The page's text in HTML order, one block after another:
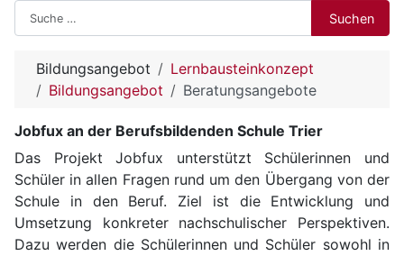
Suchen Suchen
Bildungsangebot
Lernbausteinkonzept
Bildungsangebot
Beratungsangebote
Jobfux an der Berufsbildenden Schule Trier
Das Projekt Jobfux unterstützt Schülerinnen und
Schüler in allen Fragen rund um den Übergang von der
Schule in den Beruf. Ziel ist die Entwicklung und
Umsetzung konkreter nachschulischer Perspektiven.
Dazu werden die Schülerinnen und Schüler sowohl in